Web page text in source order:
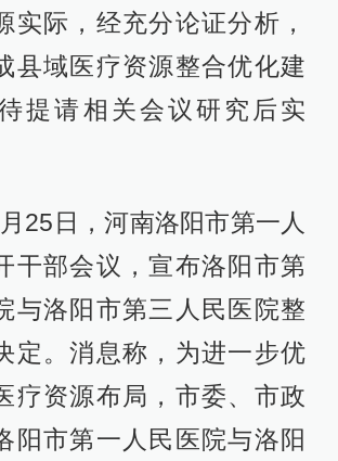
实际，经充分论证分析，
县域医疗资源整合优化建
提请相关会议研究后实
25日，河南洛阳市第一人
干部会议，宣布洛阳市第
与洛阳市第三人民医院整
定。消息称，为进一步优
疗资源布局，市委、市政
阳市第一人民医院与洛阳